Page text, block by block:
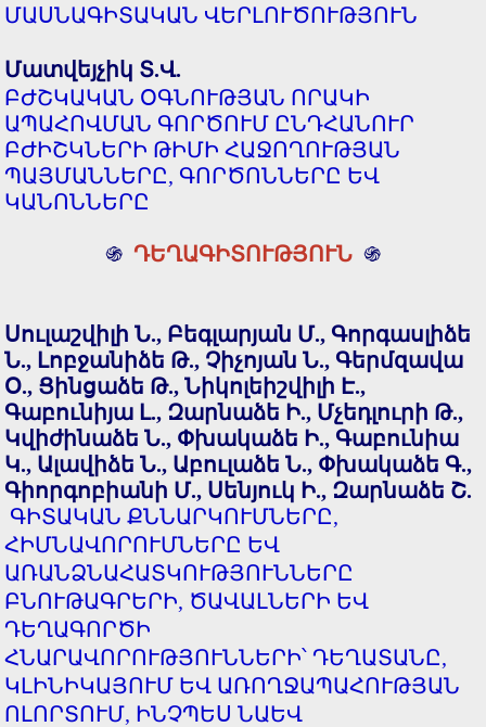
ՄԱՍՆԱԳԻՏԱԿԱՆ ՎԵՐԼՈՒԾՈՒԹՅՈՒՆ
Մատվեյչիկ Տ.Վ.
ԲԺՇԿԱԿԱՆ ՕԳՆՈՒԹՅԱՆ ՈՐԱԿԻ
ԱՊԱՀՈՎՄԱՆ ԳՈՐԾՈՒՄ ԸՆԴՀԱՆՈՒՐ
ԲԺԻՇԿՆԵՐԻ ԹԻՄԻ ՀԱՋՈՂՈՒԹՅԱՆ
ՊԱՅՄԱՆՆԵՐԸ, ԳՈՐԾՈՆՆԵՐԸ ԵՎ
ԿԱՆՈՆՆԵՐԸ
֍ ԴԵՂԱԳԻՏՈՒԹՅՈՒՆ ֍
Սուլաշվիլի Ն., Բեգլարյան Մ., Գորգասլիձե
Ն., Լոբջանիձե Թ., Չիչոյան Ն., Գերմզավա
Օ., Ցինցաձե Թ., Նիկոլեիշվիլի Է.,
Գաբունիյա Լ., Զարնաձե Ի., Մչեդլուրի Թ.,
Կվիժինաձե Ն., Փխակաձե Ի., Գաբունիա
Կ., Ալավիձե Ն., Աբուլաձե Ն., Փխակաձե Գ.,
Գիորգոբիանի Մ., Սենյուկ Ի., Զարնաձե Շ.
ԳԻՏԱԿԱՆ ՔՆՆԱՐԿՈՒՄՆԵՐԸ,
ՀԻՄՆԱՎՈՐՈՒՄՆԵՐԸ ԵՎ
ԱՌԱՆՁՆԱՀԱՏԿՈՒԹՅՈՒՆՆԵՐԸ
ԲՆՈՒԹԱԳՐԵՐԻ, ԾԱՎԱԼՆԵՐԻ ԵՎ
ԴԵՂԱԳՈՐԾԻ
ՀՆԱՐԱՎՈՐՈՒԹՅՈՒՆՆԵՐԻ՝ ԴԵՂԱՏԱՆԸ,
ԿԼԻՆԻԿԱՅՈՒՄ ԵՎ ԱՌՈՂՋԱՊԱՀՈՒԹՅԱՆ
ՈԼՈՐՏՈՒՄ, ԻՆՉՊԵՍ ՆԱԵՎ